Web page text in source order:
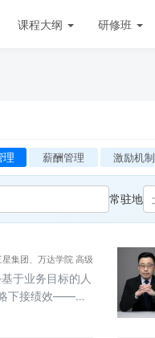
课程大纲 研修班
理 薪酬管理 激励机制
常驻地
集团、万达学院 高级
于业务目标的人
下接绩效——高
引航赋能-场景式